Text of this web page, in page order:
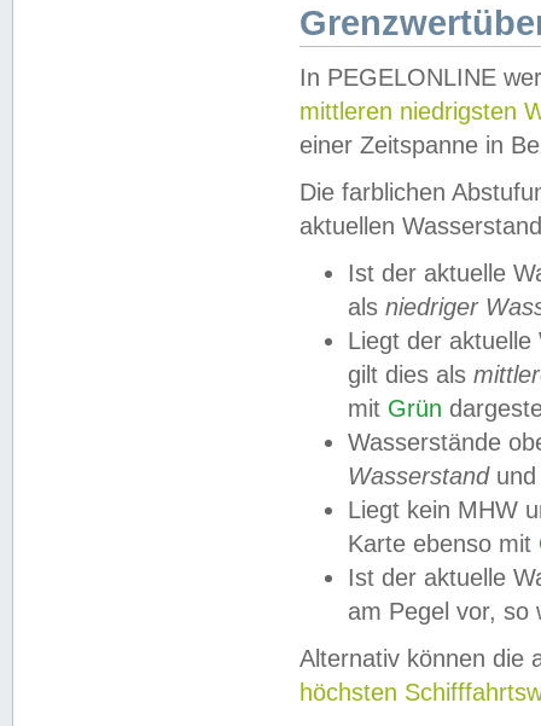
In PEGELONLINE
mittleren niedrigsten
einer Zeitspanne in
Die farblichen
aktuellen
Ist der aktuelle
als niedriger
Liegt der
gilt dies als
mit Grün
Wasserstände
Wasserstandund
Liegt kein MHW
Karte ebenso mit
Ist der aktuelle
am Pegel vor,
Alternativ können die
höchsten